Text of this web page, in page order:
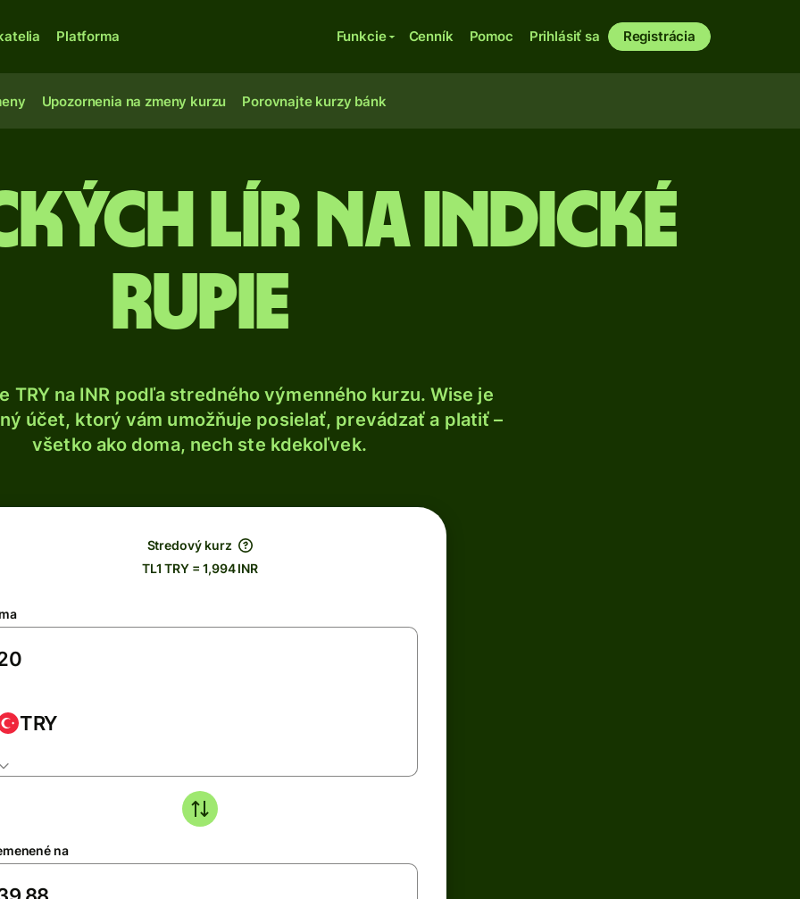
Platforma Funkcie Cenník Pomoc Prihlásiť sa Registrácia
Upozornenia na zmeny kurzu Porovnajte kurzy bánk
lír na indické
rupie
TRY na INR podľa stredného výmenného kurzu. Wise je
účet, ktorý vám umožňuje posielať, prevádzať a platiť –
všetko ako doma, nech ste kdekoľvek.
Stredový kurz
TL1 TRY = 1,994 INR
TRY
na